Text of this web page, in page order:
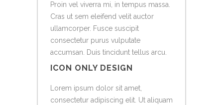
Proin vel viverra mi, in tempus massa.
Cras ut sem eleifend velit auctor
ullamcorper. Fusce suscipit
consectetur purus vulputate
accumsan. Duis tincidunt tellus arcu.
ICON ONLY DESIGN
Lorem ipsum dolor sit amet,
consectetur adipiscing elit. Ut aliquam